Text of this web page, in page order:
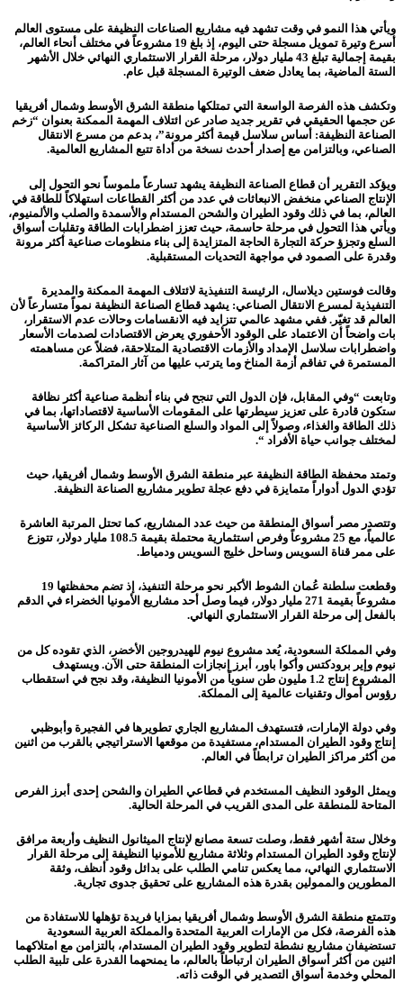
ويأتي هذا النمو في وقت تشهد فيه مشاريع الصناعات النظيفة على مستوى العالم
أسرع وتيرة تمويل مسجلة حتى اليوم، إذ بلغ 19 مشروعاً في مختلف أنحاء العالم،
بقيمة إجمالية تبلغ 43 مليار دولار، مرحلة القرار الاستثماري النهائي خلال الأشهر
الستة الماضية، بما يعادل ضعف الوتيرة المسجلة قبل عام.
وتكشف هذه الفرصة الواسعة التي تمتلكها منطقة الشرق الأوسط وشمال أفريقيا
عن حجمها الحقيقي في تقرير جديد صادر عن ائتلاف المهمة الممكنة بعنوان “زخم
الصناعة النظيفة: أساس سلاسل قيمة أكثر مرونة”، بدعم من مسرع الانتقال
الصناعي، وبالتزامن مع إصدار أحدث نسخة من أداة تتبع المشاريع العالمية.
ويؤكد التقرير أن قطاع الصناعة النظيفة يشهد تسارعاً ملموساً نحو التحول إلى
الإنتاج الصناعي منخفض الانبعاثات في عدد من أكثر القطاعات استهلاكاً للطاقة في
العالم، بما في ذلك وقود الطيران والشحن المستدام والأسمدة والصلب والألمنيوم،
ويأتي هذا التحول في مرحلة حاسمة، حيث تعزز اضطرابات الطاقة وتقلبات أسواق
السلع وتجزؤ حركة التجارة الحاجة المتزايدة إلى بناء منظومات صناعية أكثر مرونة
وقدرة على الصمود في مواجهة التحديات المستقبلية.
وقالت فوستين ديلاسال، الرئيسة التنفيذية لائتلاف المهمة الممكنة والمديرة
التنفيذية لمسرع الانتقال الصناعي: يشهد قطاع الصناعة النظيفة نمواً متسارعاً لأن
العالم قد تغيّر. ففي مشهد عالمي تتزايد فيه الانقسامات وحالات عدم الاستقرار،
بات واضحاً أن الاعتماد على الوقود الأحفوري يعرض الاقتصادات لصدمات الأسعار
واضطرابات سلاسل الإمداد والأزمات الاقتصادية المتلاحقة، فضلاً عن مساهمته
المستمرة في تفاقم أزمة المناخ وما يترتب عليها من آثار المتراكمة.
وتابعت “وفي المقابل، فإن الدول التي تنجح في بناء أنظمة صناعية أكثر نظافة
ستكون قادرة على تعزيز سيطرتها على المقومات الأساسية لاقتصاداتها، بما في
ذلك الطاقة والغذاء، وصولاً إلى المواد والسلع الصناعية تشكل الركائز الأساسية
لمختلف جوانب حياة الأفراد “.
وتمتد محفظة الطاقة النظيفة عبر منطقة الشرق الأوسط وشمال أفريقيا، حيث
تؤدي الدول أدواراً متمايزة في دفع عجلة تطوير مشاريع الصناعة النظيفة.
وتتصدر مصر أسواق المنطقة من حيث عدد المشاريع، كما تحتل المرتبة العاشرة
عالمياً، مع 25 مشروعاً وفرص استثمارية محتملة بقيمة 108.5 مليار دولار، تتوزع
على ممر قناة السويس وساحل خليج السويس ودمياط.
وقطعت سلطنة عُمان الشوط الأكبر نحو مرحلة التنفيذ، إذ تضم محفظتها 19
مشروعاً بقيمة 271 مليار دولار، فيما وصل أحد مشاريع الأمونيا الخضراء في الدقم
بالفعل إلى مرحلة القرار الاستثماري النهائي.
وفي المملكة السعودية، يُعد مشروع نيوم للهيدروجين الأخضر، الذي تقوده كل من
نيوم وإير برودكتس وأكوا باور، أبرز إنجازات المنطقة حتى الآن. ويستهدف
المشروع إنتاج 1.2 مليون طن سنوياً من الأمونيا النظيفة، وقد نجح في استقطاب
رؤوس أموال وتقنيات عالمية إلى المملكة.
وفي دولة الإمارات، فتستهدف المشاريع الجاري تطويرها في الفجيرة وأبوظبي
إنتاج وقود الطيران المستدام، مستفيدة من موقعها الاستراتيجي بالقرب من اثنين
من أكثر مراكز الطيران ترابطاً في العالم.
ويمثل الوقود النظيف المستخدم في قطاعي الطيران والشحن إحدى أبرز الفرص
المتاحة للمنطقة على المدى القريب في المرحلة الحالية.
وخلال ستة أشهر فقط، وصلت تسعة مصانع لإنتاج الميثانول النظيف وأربعة مرافق
لإنتاج وقود الطيران المستدام وثلاثة مشاريع للأمونيا النظيفة إلى مرحلة القرار
الاستثماري النهائي، مما يعكس تنامي الطلب على بدائل وقود أنظف، وثقة
المطورين والممولين بقدرة هذه المشاريع على تحقيق جدوى تجارية.
وتتمتع منطقة الشرق الأوسط وشمال أفريقيا بمزايا فريدة تؤهلها للاستفادة من
هذه الفرصة، فكل من الإمارات العربية المتحدة والمملكة العربية السعودية
تستضيفان مشاريع نشطة لتطوير وقود الطيران المستدام، بالتزامن مع امتلاكهما
اثنين من أكثر أسواق الطيران ارتباطاً بالعالم، ما يمنحهما القدرة على تلبية الطلب
المحلي وخدمة أسواق التصدير في الوقت ذاته.